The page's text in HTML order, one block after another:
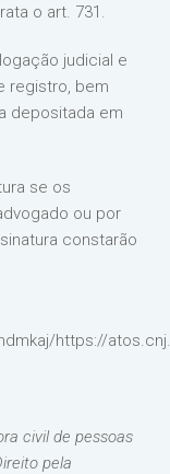
o art. 731.
judicial e
registro, bem
depositada em
se os
ou por
constarão
https://
civil de pessoas
pela